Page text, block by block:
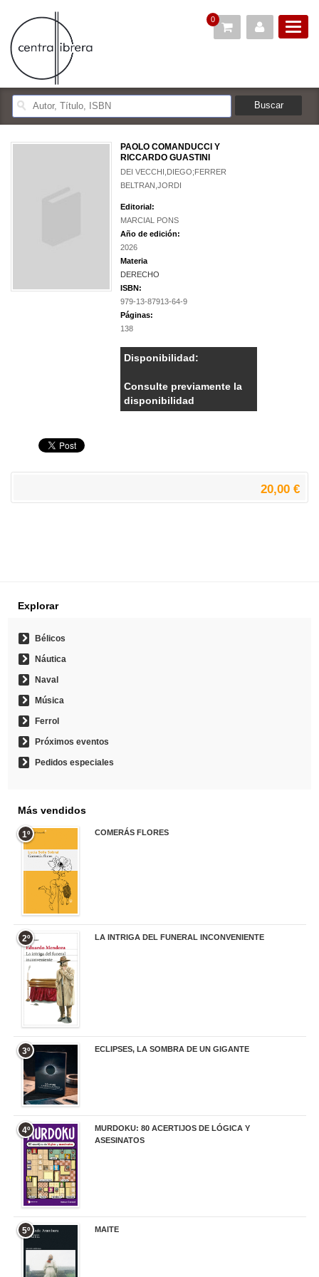
0
PAOLO COMANDUCCI Y
RICCARDO GUASTINI
DEI VECCHI,DIEGO;FERRER
BELTRAN,JORDI
Editorial:
MARCIAL PONS
Año de edición:
2026
Materia
DERECHO
ISBN:
979-13-87913-64-9
Páginas:
138
Disponibilidad:
Consulte previamente la
disponibilidad
20,00 €
Explorar
Bélicos
Náutica
Naval
Música
Ferrol
Próximos eventos
Pedidos especiales
Más vendidos
1º COMERÁS FLORES
2º LA INTRIGA DEL FUNERAL INCONVENIENTE
3º ECLIPSES, LA SOMBRA DE UN GIGANTE
4º
MURDOKU: 80 ACERTIJOS DE LÓGICA Y
ASESINATOS
5º MAITE